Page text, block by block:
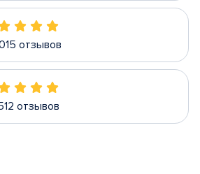
отзывов
отзывов